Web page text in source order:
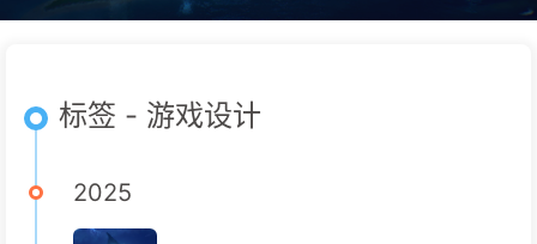
标签 - 游戏设计
2025